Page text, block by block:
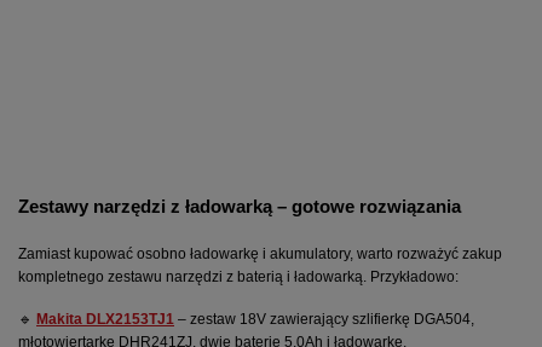
Zestawy narzędzi z ładowarką – gotowe rozwiązania
Zamiast kupować osobno ładowarkę i akumulatory, warto rozważyć zakup
kompletnego zestawu narzędzi z baterią i ładowarką. Przykładowo:
🔹 Makita DLX2153TJ1 – zestaw 18V zawierający szlifierkę DGA504,
młotowiertarkę DHR241ZJ, dwie baterie 5.0Ah i ładowarkę.